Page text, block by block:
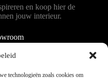
technologieën zoals cookies om
en koop hier de
jouw interieur.
9:00 - 18:00